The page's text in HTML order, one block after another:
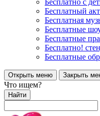
Бесплатно с
Бесплатный
Бесплатная
Бесплатные
Бесплатные
Бесплатно!
Бесплатные
Открыть меню Закрыть
Что ищем?
Найти